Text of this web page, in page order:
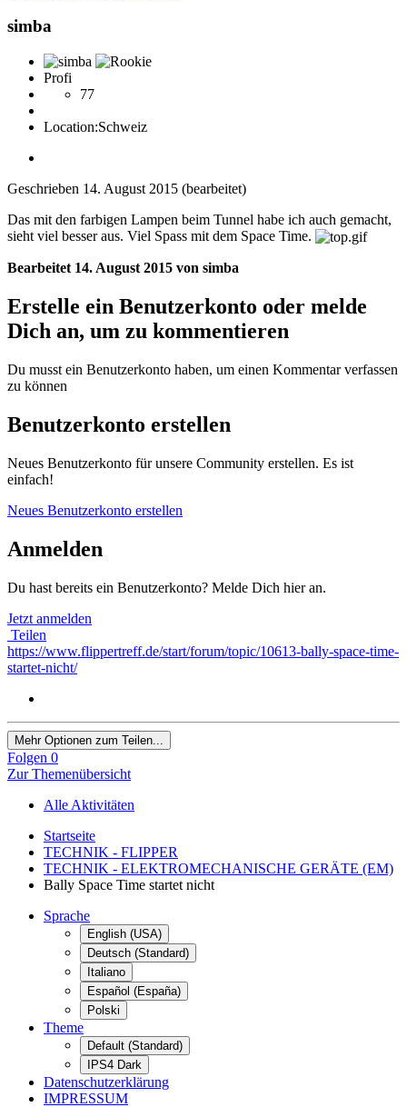
simba
Profi
77
Location:Schweiz
Geschrieben 14. August 2015 (bearbeitet)
Das mit den farbigen Lampen beim Tunnel habe ich auch gemacht,
sieht viel besser aus. Viel Spass mit dem Space Time.
Bearbeitet 14. August 2015 von simba
Erstelle ein Benutzerkonto oder melde
Dich an, um zu kommentieren
Du musst ein Benutzerkonto haben, um einen Kommentar verfassen
zu können
Benutzerkonto erstellen
Neues Benutzerkonto für unsere Community erstellen. Es ist
einfach!
Neues Benutzerkonto erstellen
Anmelden
Du hast bereits ein Benutzerkonto? Melde Dich hier an.
Jetzt anmelden
Teilen
https://www.flippertreff.de/start/forum/topic/10613-bally-space-time-
startet-nicht/
Mehr Optionen zum Teilen...
Folgen 0
Zur Themenübersicht
Alle Aktivitäten
Startseite
TECHNIK - FLIPPER
TECHNIK - ELEKTROMECHANISCHE GERÄTE (EM)
Bally Space Time startet nicht
Sprache
English (USA)
Deutsch (Standard)
Italiano
Español (España)
Polski
Theme
Default (Standard)
IPS4 Dark
Datenschutzerklärung
IMPRESSUM